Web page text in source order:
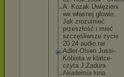
A. Kozak Uwięzieni
we własnej głowie.
Jak zrozumieć
przeszłość i mieć
szczęśliwsze życie
20 24 audio.rar
Adler-Olsen Jussi-
Kobieta w klatce-
czyta J.Zadura
Akademia kina